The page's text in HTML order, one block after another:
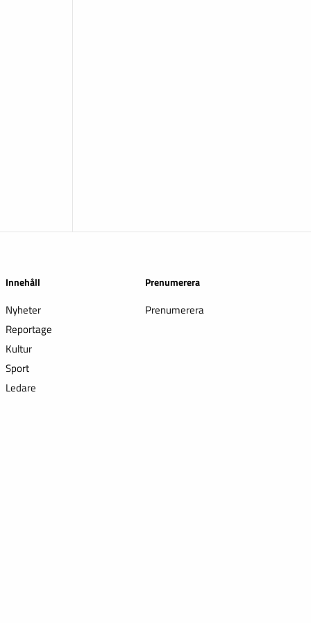
Innehåll
Nyheter
Reportage
Kultur
Sport
Ledare
Prenumerera
Prenumerera